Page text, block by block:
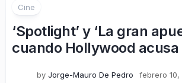
Cine
‘Spotlight’ y ‘La gran
cuando Hollywood acusa
by Jorge-Mauro De Pedro febrero 10,